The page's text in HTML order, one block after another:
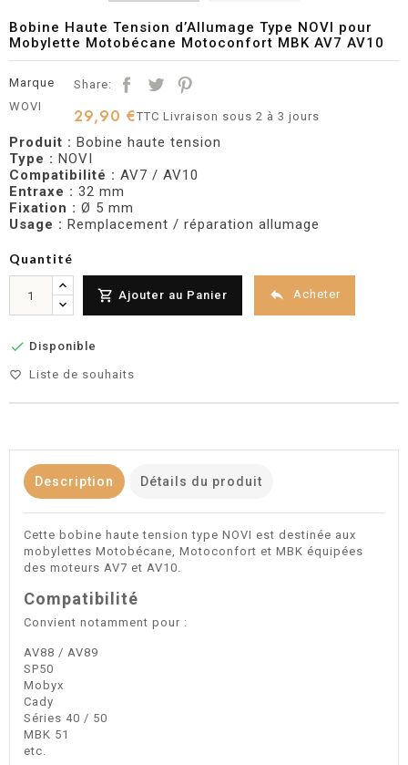
Bobine Haute Tension d’Allumage Type NOVI pour
Mobylette Motobécane Motoconfort MBK AV7 AV10
Marque
WOVI
Share:
29,90 €TTCLivraison sous 2 à 3 jours
Produit : Bobine haute tension
Type : NOVI
Compatibilité : AV7 / AV10
Entraxe : 32 mm
Fixation : Ø 5 mm
Usage : Remplacement / réparation allumage
Quantité
 Ajouter au Panier  Acheter
 Disponible
favorite_border Liste de souhaits
Description Détails du produit
Cette bobine haute tension type NOVI est destinée aux
mobylettes Motobécane, Motoconfort et MBK équipées
des moteurs AV7 et AV10.
Compatibilité
Convient notamment pour :
AV88 / AV89
SP50
Mobyx
Cady
Séries 40 / 50
MBK 51
etc.